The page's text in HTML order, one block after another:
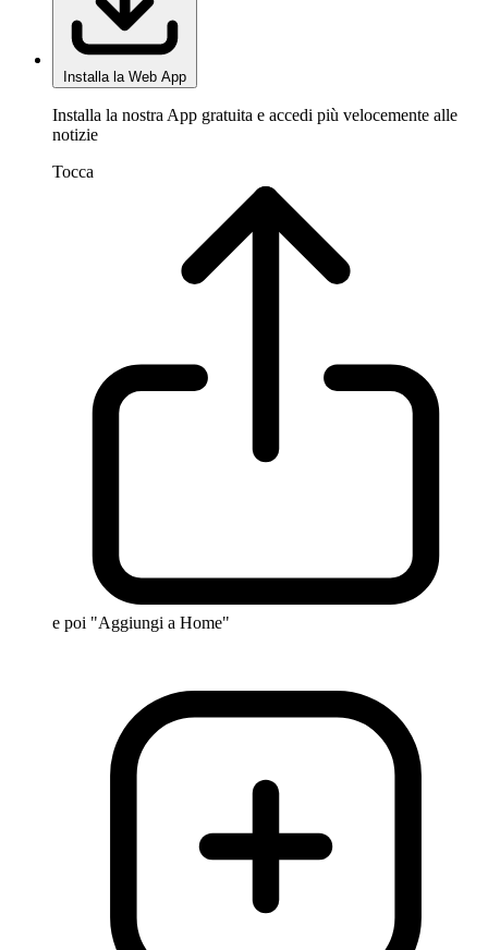
Installa la Web App
Installa la nostra App gratuita e accedi più velocemente alle
notizie
Tocca
e poi "Aggiungi a Home"